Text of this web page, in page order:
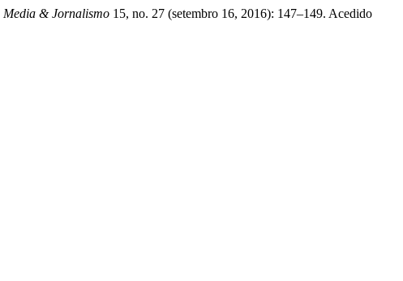
Media & Jornalismo 15, no. 27 (setembro 16, 2016): 147–149. Acedido